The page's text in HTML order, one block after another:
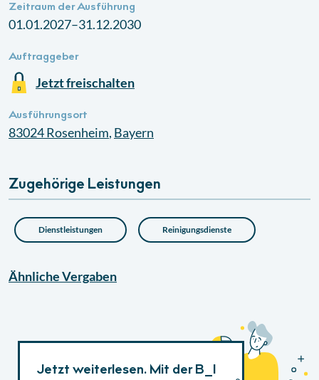
Zeitraum der Ausführung
01.01.2027–31.12.2030
Auftraggeber
Jetzt freischalten
Ausführungsort
83024Rosenheim, Bayern
Zugehörige Leistungen
Dienstleistungen Reinigungsdienste
ÄhnlicheVergaben
Jetzt weiterlesen. Mit der B_I